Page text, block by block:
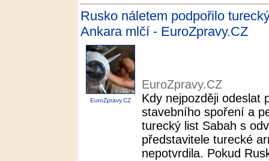
Rusko náletem podpořilo
Ankara mlčí - EuroZpravy.CZ
EuroZpravy.CZ
EuroZpravy.CZ
Kdy nejpozději odeslat
stavebního spoření a
turecký list Sabah s
představitele turecké
nepotvrdila. Pokud